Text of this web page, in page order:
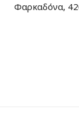
Φαρκαδόνα,